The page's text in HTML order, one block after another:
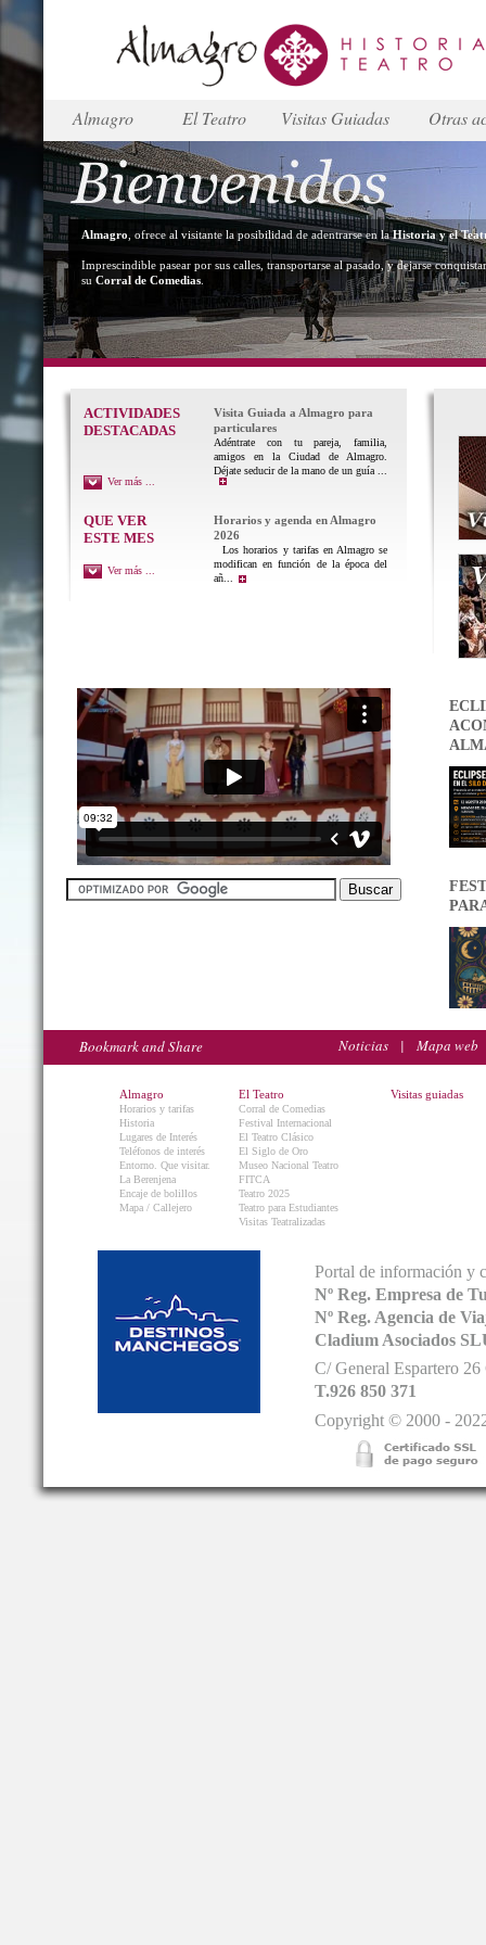
Almagro El Teatro Visitas Guiadas Otras
Almagro , ofrece al visitante la posibilidad de adentrarse en laHistoria y el
Imprescindible pasear por sus calles, transportarse al pasado, y dejarse
su Corral de Comedias
ACTIVIDADES
DESTACADAS
Visita Guiada a Almagro para
particulares
Adéntrate con tu pareja, familia,
amigos en la Ciudad de Almagro.
Déjate seducir de la mano de un guía ...
Ver más ...
QUE VER
ESTE MES
Horarios y agenda en Almagro
2026
Los horarios y tarifas en Almagro se
modifican en función de la época del
añ...
Ver más ...
Noticias | Mapa web
Almagro
Horarios y tarifas
Historia
Lugares de Interés
Teléfonos de interés
Entorno. Que visitar.
La Berenjena
Encaje de bolillos
Mapa / Callejero
El Teatro
Corral de Comedias
Festival Internacional
El Teatro Clásico
El Siglo de Oro
Museo Nacional Teatro
FITCA
Teatro 2025
Teatro para Estudiantes
Visitas Teatralizadas
Visitas guiadas
Portal de información y
Nº Reg. Empresa de
Nº Reg. Agencia de
Cladium Asociados
C/ General Espartero
T.926 850 371
Copyright © 2000 -